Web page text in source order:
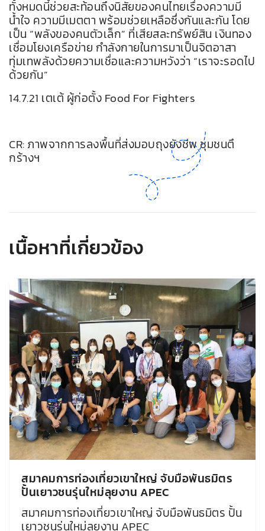
ทั้งหมดนี้ช่วยสะท้อนถึงนิสัยของคนไทยเรื่องความมี
น้ำใจ ความมีเมตตา พร้อมช่วยเหลือซึ่งกันและกัน โดย
เป็น “พลังของคนตัวเล็ก” ที่เสียสละทรัพย์สิน เงินทอง
เชื่อมโยงเครือข่าย กำลังกายในการมาเป็นจิตอาสา
ทุ่มเทพลังด้วยความเชื่อและความหวังว่า “เราจะรอดไป
ด้วยกัน”
14.7.21 เตเต้ ผู้ก่อตั้ง Food For Fighters
CR: ภาพจากการลงพื้นที่ส่งมอบถุงยังชีพ ชุมชนตึ
กร้างฯ
เนื้อหาที่เกี่ยวข้อง
สมาคมการท่องเที่ยวเขาใหญ่ จับมือพันธมิตร
ปั้นเยาวชนรุ่นใหม่ลุยงาน APEC
สมาคมการท่องเที่ยวเขาใหญ่ จับมือพันธมิตร ปั้น
เยาวชนรุ่นใหม่ลุยงาน APEC